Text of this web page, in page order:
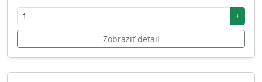
+
Zobraziť detail